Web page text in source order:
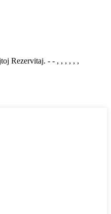
Rezervitaj. - - , , , , , ,